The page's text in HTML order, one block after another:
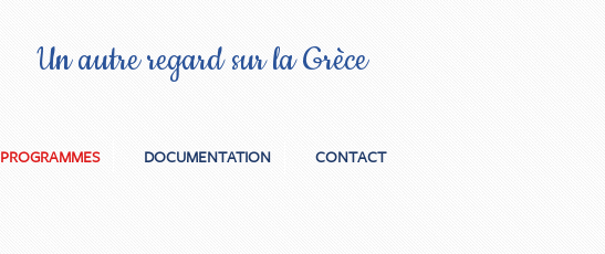
Un autre regard sur la Grèce
PROGRAMMES DOCUMENTATION CONTACT